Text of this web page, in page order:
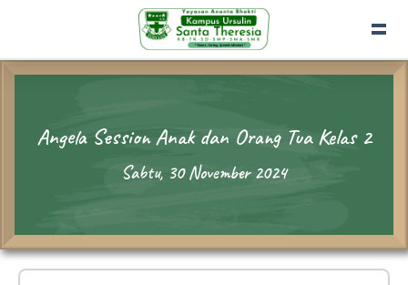
Angela Session Anak dan Orang Tua Kelas 2
Sabtu, 30 November 2024